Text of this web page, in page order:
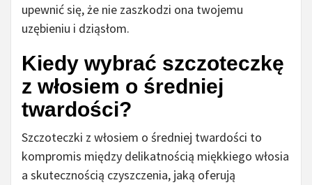
upewnić się, że nie zaszkodzi ona twojemu
uzębieniu i dziąsłom.
Kiedy wybrać szczoteczkę
z włosiem o średniej
twardości?
Szczoteczki z włosiem o średniej twardości to
kompromis między delikatnością miękkiego włosia
a skutecznością czyszczenia, jaką oferują